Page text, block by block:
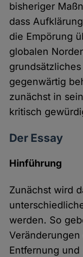
bisheriger
dass
die Empörung
globalen
gegenwärtig
zunächst in
kritisch
Der Essay
Hinführung
Zunächst wird
werden. So
Entfernung